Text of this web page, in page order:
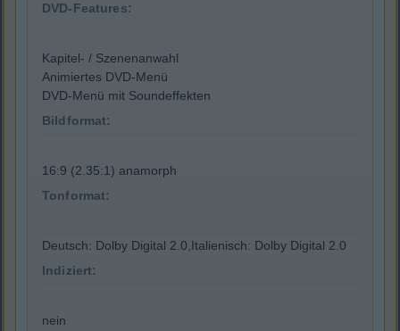
DVD-Features:
Kapitel- / Szenenanwahl
Animiertes DVD-Menü
DVD-Menü mit Soundeffekten
Bildformat:
16:9 (2.35:1) anamorph
Tonformat:
Deutsch: Dolby Digital 2.0,Italienisch: Dolby Digital 2.0
Indiziert:
nein